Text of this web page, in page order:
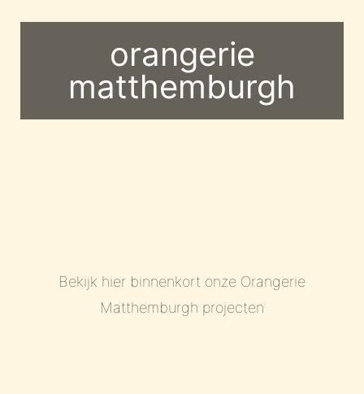
orangerie
matthemburgh
Bekijk hier binnenkort onze Orangerie
Matthemburgh projecten